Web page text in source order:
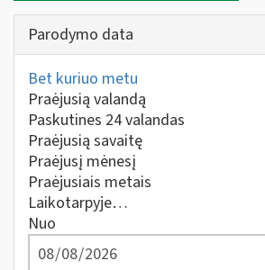
Parodymo data
Bet kuriuo metu
Praėjusią valandą
Paskutines 24 valandas
Praėjusią savaitę
Praėjusį mėnesį
Praėjusiais metais
Laikotarpyje…
Nuo